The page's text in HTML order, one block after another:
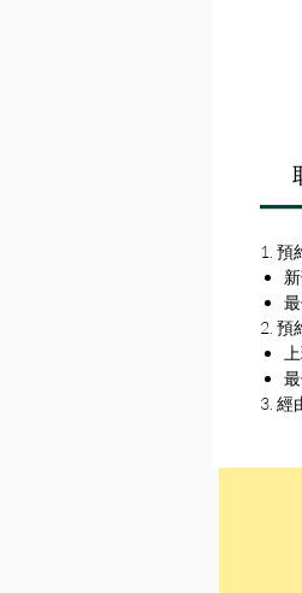
1. 預
2. 預
3. 經